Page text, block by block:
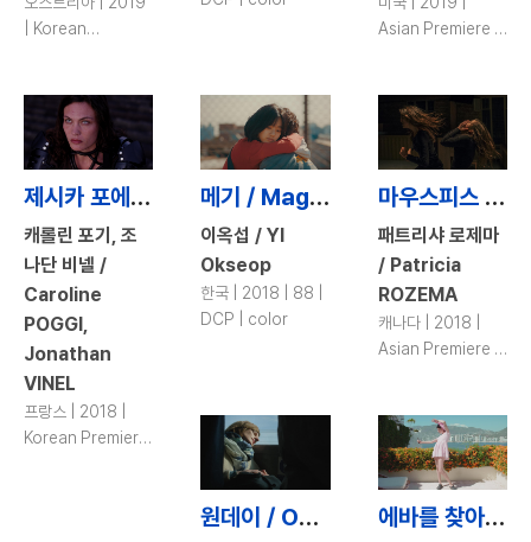
| Korean
Asian Premiere |
제시카 포에버 / Jessica Forever
캐롤린 포기, 조
나단 비넬 /
Caroline
POGGI,
Jonathan
VINEL
프랑스 | 2018 |
Korean Premiere
메기 / Maggie
이옥섭 / YI
Okseop
한국 | 2018 | 88 |
DCP | color
마우스피스 / Mouthpiece
패트리샤 로제마
/ Patricia
ROZEMA
캐나다 | 2018 |
Asian Premiere |
원데이 / One Day 에바를 찾아서 / Searching Eva